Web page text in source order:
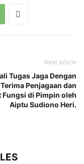
Next article
Tugas Jaga Dengan
Penjagaan dan
Fungsi di Pimpin oleh
Aiptu Sudiono Heri.